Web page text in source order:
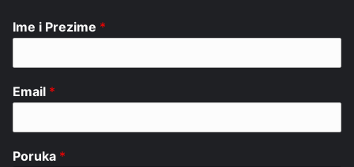
Ime i Prezime *
Email *
Poruka *